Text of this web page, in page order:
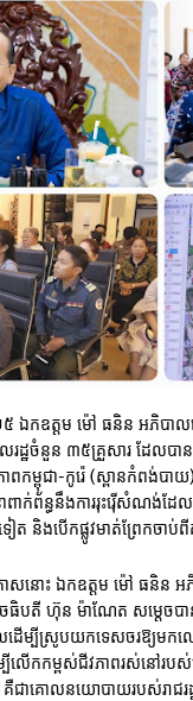
២៥ ឯកឧត្តម ម៉ៅ ធនិន អភិប
ឋចំនួន ៣៥គ្រួសារ ដែលបា
កម្ពុជា-កូរ៉េ (ស្ពានកំពង់បាយ
ពាក់ព័ន្ធនឹងការរុះរ៉ើសំណង់
ត និងបើកផ្លូវមាត់ព្រែកចា
ោះ ឯកឧត្តម ម៉ៅ ធនិន អភិ
ចធិបតី ហ៊ុន ម៉ាណែត សម្តេចប
ម្បីស្រូបយកទេសចរឱ្យមកលេង
ើកកម្ពស់ជីវភាពរស់នៅរបស់ប
គោលនយោបាយរបស់រាជរដ្ឋ